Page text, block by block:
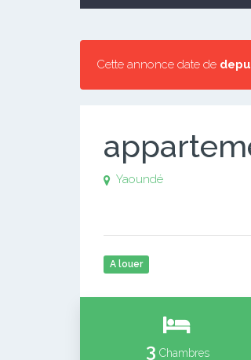
Cette annonce date de
Yaoundé
A louer
3 Chambres